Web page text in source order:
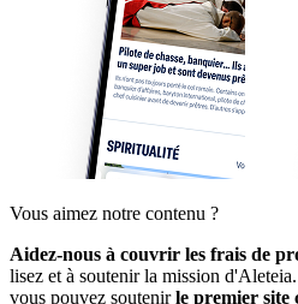
Vous aimez notre contenu ?
Aidez-nous à couvrir les frais de
lisez et à soutenir la mission
vous pouvez soutenirle premier site